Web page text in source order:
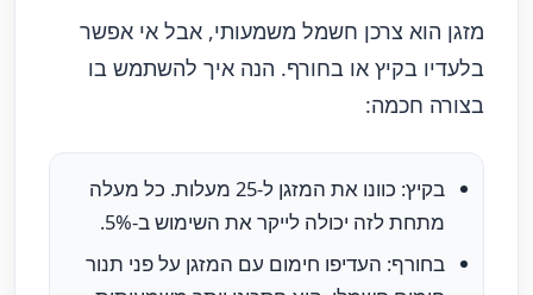
מזגן הוא צרכן חשמל משמעותי, אבל אי אפשר
בלעדיו בקיץ או בחורף. הנה איך להשתמש בו
בצורה חכמה:
בקיץ: כוונו את המזגן ל-25 מעלות. כל מעלה
מתחת לזה יכולה לייקר את השימוש ב-5%.
בחורף: העדיפו חימום עם המזגן על פני תנור